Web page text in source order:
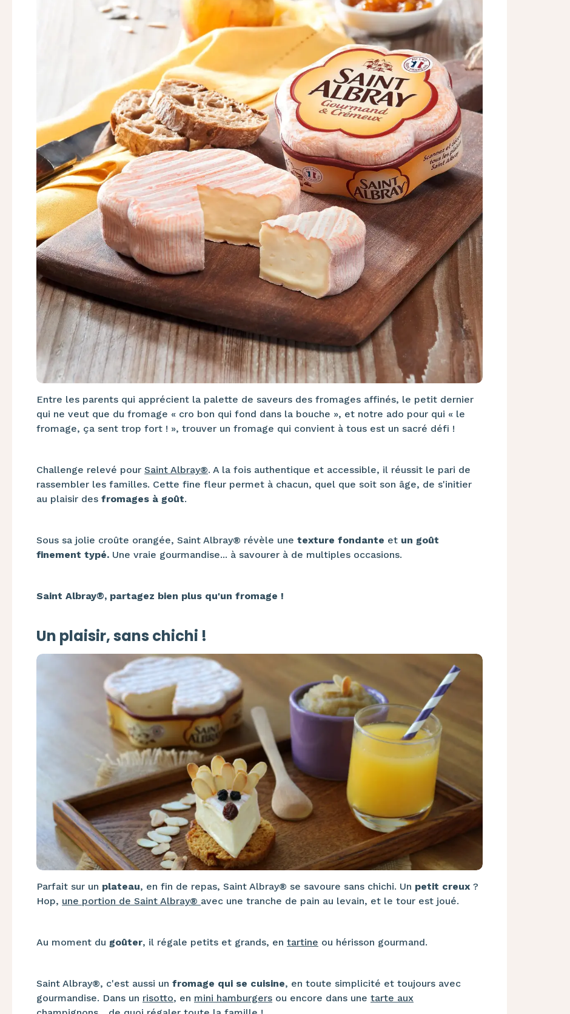
Entre les parents qui apprécient la palette de saveurs des fromages affinés, le petit dernier
qui ne veut que du fromage « cro bon qui fond dans la bouche », et notre ado pour qui « le
fromage, ça sent trop fort ! », trouver un fromage qui convient à tous est un sacré défi !
Challenge relevé pour Saint Albray®. A la fois authentique et accessible, il réussit le pari de
rassembler les familles. Cette fine fleur permet à chacun, quel que soit son âge, de s'initier
au plaisir des fromages à goût.
Sous sa jolie croûte orangée, Saint Albray® révèle une texture fondante et un goût
finement typé. Une vraie gourmandise... à savourer à de multiples occasions.
Saint Albray®, partagez bien plus qu'un fromage !
Un plaisir, sans chichi !
Parfait sur un plateau, en fin de repas, Saint Albray® se savoure sans chichi. Un petit creux ?
Hop, une portion de Saint Albray® avec une tranche de pain au levain, et le tour est joué.
Au moment du goûter, il régale petits et grands, en tartine ou hérisson gourmand.
Saint Albray®, c'est aussi un fromage qui se cuisine, en toute simplicité et toujours avec
gourmandise. Dans un risotto, en mini hamburgers ou encore dans une tarte aux